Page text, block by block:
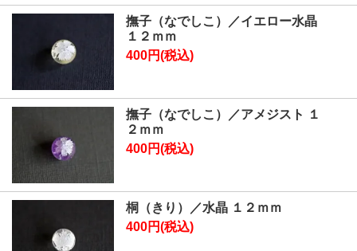
撫子（なでしこ）／イエロー水晶
１２ｍｍ
400円(税込)
撫子（なでしこ）／アメジスト １
２ｍｍ
400円(税込)
桐（きり）／水晶 １２ｍｍ
400円(税込)